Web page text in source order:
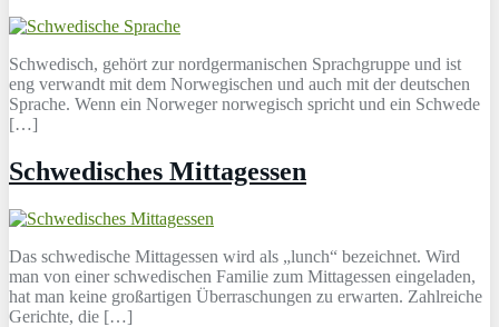
Schwedisch, gehört zur nordgermanischen Sprachgruppe und ist
eng verwandt mit dem Norwegischen und auch mit der deutschen
Sprache. Wenn ein Norweger norwegisch spricht und ein Schwede
[…]
Schwedisches Mittagessen
Das schwedische Mittagessen wird als „lunch“ bezeichnet. Wird
man von einer schwedischen Familie zum Mittagessen eingeladen,
hat man keine großartigen Überraschungen zu erwarten. Zahlreiche
Gerichte, die […]